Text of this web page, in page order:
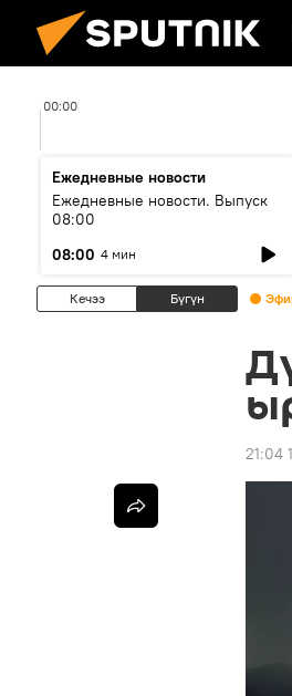
00:00
Ежедневные новости
Ежедневные новости. Выпуск
08:00
08:00 4 мин
Кечээ Бүгүн
21:04